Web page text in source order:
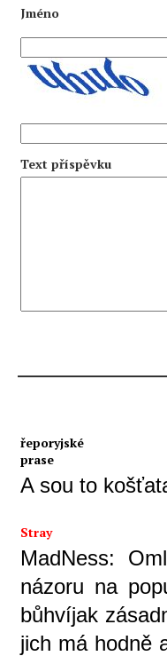
Jméno
Text příspěvku
řeporyjské
prase
A sou to
Stray
MadNess:
názoru na
bůhvíjak
jich má hodně